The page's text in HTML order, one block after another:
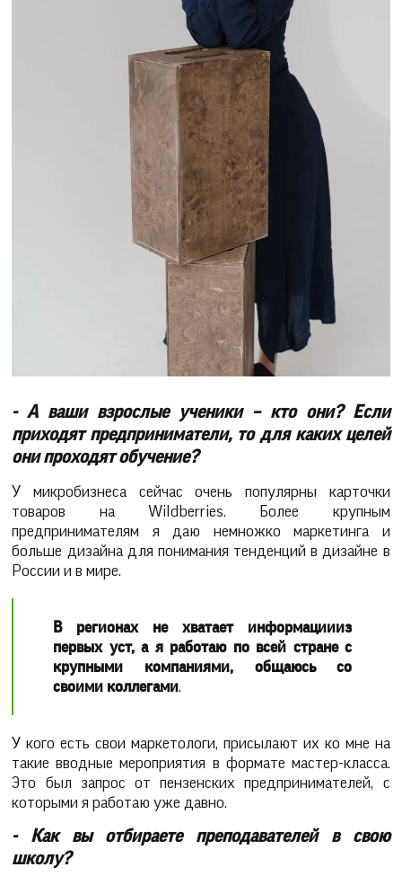
- А ваши взрослые ученики – кто они? Если
приходят предприниматели, то для каких целей
они проходят обучение?
У микробизнеса сейчас очень популярны карточки
товаров на Wildberries. Более крупным
предпринимателям я даю немножко маркетинга и
больше дизайна для понимания тенденций в дизайне в
России и в мире.
В регионах не хватает информациииз
первых уст, а я работаю по всей стране с
крупными компаниями, общаюсь со
своими коллегами.
У кого есть свои маркетологи, присылают их ко мне на
такие вводные мероприятия в формате мастер-класса.
Это был запрос от пензенских предпринимателей, с
которыми я работаю уже давно.
- Как вы отбираете преподавателей в свою
школу?